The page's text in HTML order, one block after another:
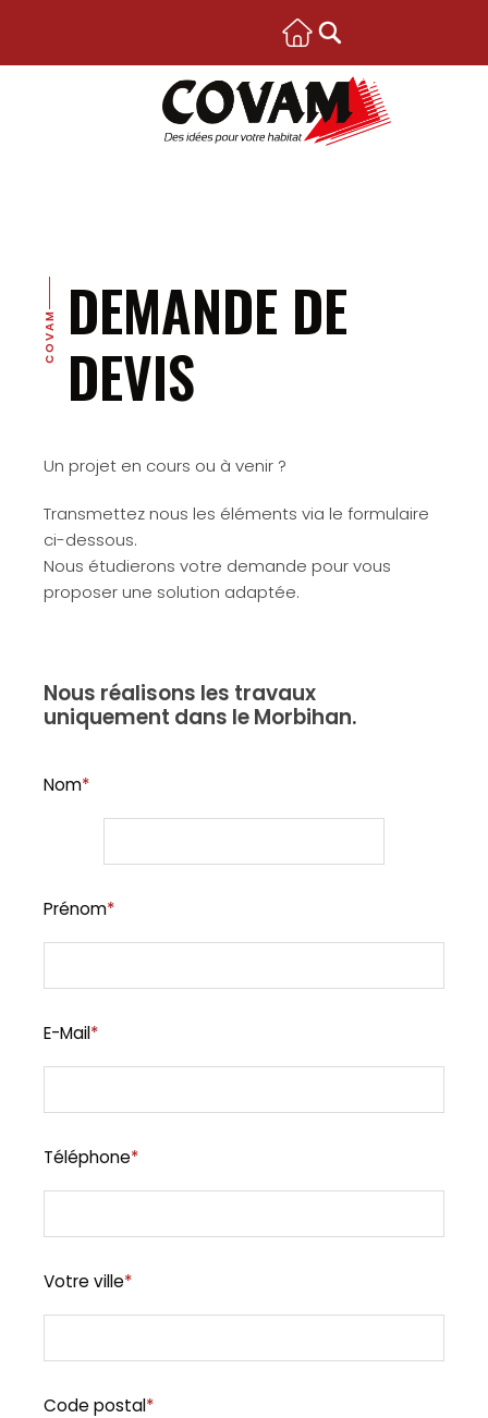
COVAM DEMANDE DE
DEVIS
Un projet en cours ou à venir ?
Transmettez nous les éléments via le formulaire
ci-dessous.
Nous étudierons votre demande pour vous
proposer une solution adaptée.
Nous réalisons les travaux
uniquement dans le Morbihan.
Nom*
Prénom*
E-Mail*
Téléphone*
Votre ville*
Code postal*